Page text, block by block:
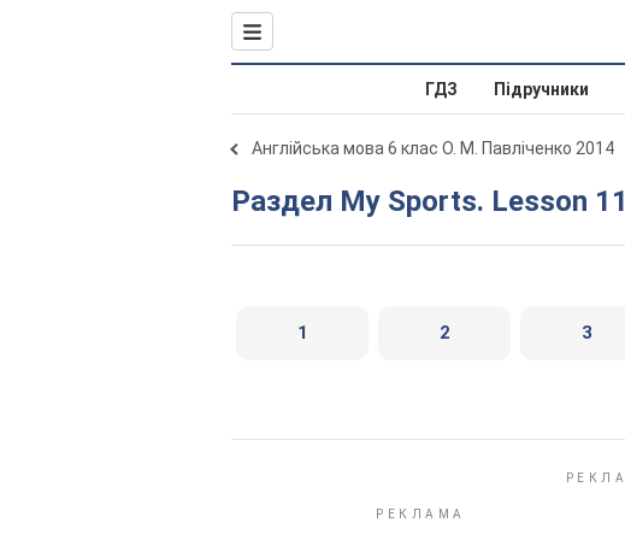
ГДЗ Підручники
Англійська мова 6 клас О. М. Павліченко 2014
Раздел My Sports. Lesson 11
1 2 3